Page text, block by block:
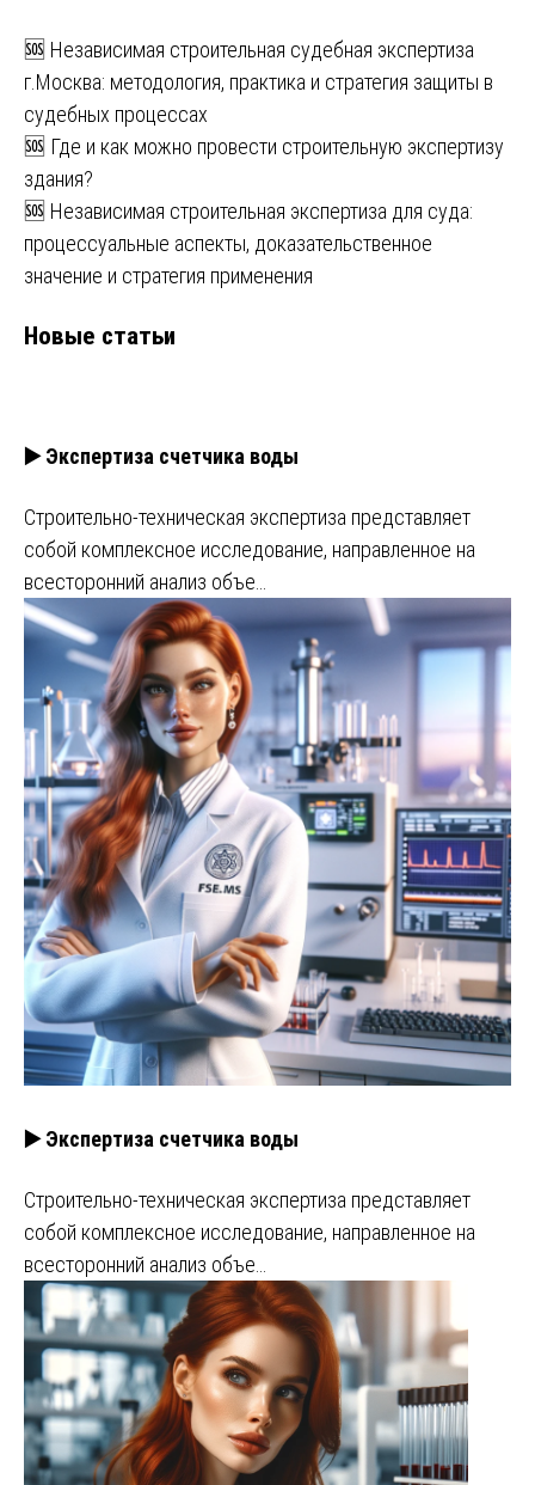
🆘 Независимая строительная судебная экспертиза
г.Москва: методология, практика и стратегия защиты в
судебных процессах
🆘 Где и как можно провести строительную экспертизу
здания?
🆘 Независимая строительная экспертиза для суда:
процессуальные аспекты, доказательственное
значение и стратегия применения
Новые статьи
▶️ Экспертиза счетчика воды
Строительно-техническая экспертиза представляет
собой комплексное исследование, направленное на
всесторонний анализ объе…
▶️ Экспертиза счетчика воды
Строительно-техническая экспертиза представляет
собой комплексное исследование, направленное на
всесторонний анализ объе…